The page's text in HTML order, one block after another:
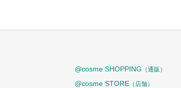
@cosme SHOPPING （通販）
@cosme STORE （店舗）